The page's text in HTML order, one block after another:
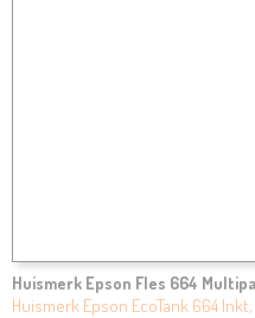
Huismerk Epson Fles 664
Huismerk Epson EcoTank 664